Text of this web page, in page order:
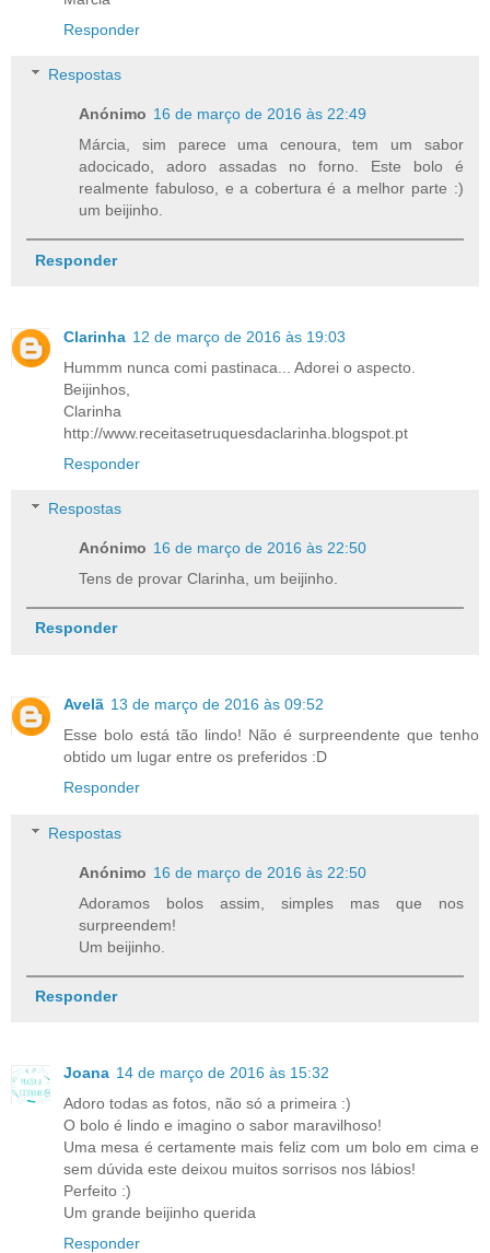
Responder
Respostas
Anónimo 16 de março de 2016 às 22:49
Márcia, sim parece uma cenoura, tem um sabor
adocicado, adoro assadas no forno. Este bolo é
realmente fabuloso, e a cobertura é a melhor parte :)
um beijinho.
Responder
Clarinha 12 de março de 2016 às 19:03
Hummm nunca comi pastinaca... Adorei o aspecto.
Beijinhos,
Clarinha
http://www.receitasetruquesdaclarinha.blogspot.pt
Responder
Respostas
Anónimo 16 de março de 2016 às 22:50
Tens de provar Clarinha, um beijinho.
Responder
Avelã 13 de março de 2016 às 09:52
Esse bolo está tão lindo! Não é surpreendente que tenho
obtido um lugar entre os preferidos :D
Responder
Respostas
Anónimo 16 de março de 2016 às 22:50
Adoramos bolos assim, simples mas que nos
surpreendem!
Um beijinho.
Responder
Joana 14 de março de 2016 às 15:32
Adoro todas as fotos, não só a primeira :)
O bolo é lindo e imagino o sabor maravilhoso!
Uma mesa é certamente mais feliz com um bolo em cima e
sem dúvida este deixou muitos sorrisos nos lábios!
Perfeito :)
Um grande beijinho querida
Responder